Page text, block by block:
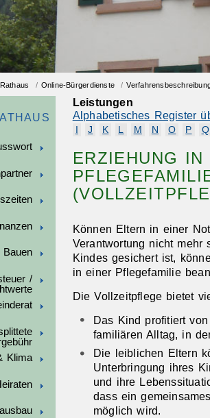
Rathaus / Online-Bürgerdienste /
Bauen
/
Klima
Leistungen
Alphabetisches Register
J K L M N O P Q
ERZIEHUNG IN
Können Eltern in einer
Verantwortung nicht mehr
Kindes gesichert ist,
in einer Pflegefamilie
Die Vollzeitpflege bietet
Das Kind profitiert
familiären Alltag, in
Die leiblichen Eltern
Unterbringung ihres
und ihre
dass ein
möglich wird.